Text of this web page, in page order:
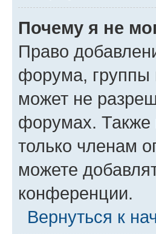
Почему я не
Право
форума, группы
может не
форумах. Также
только членам
можете
конференции.
Вернуться к